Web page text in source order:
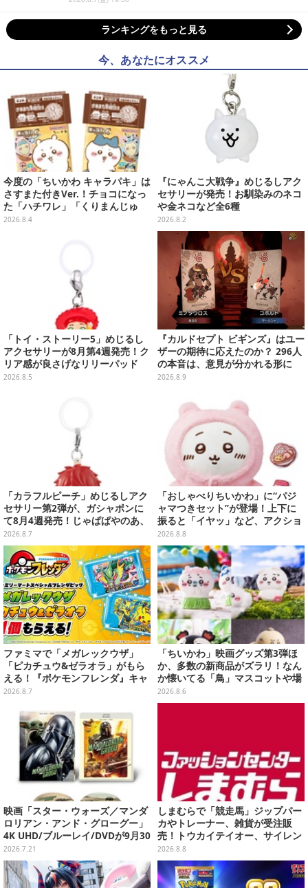
ランキングをもっと見る
今、あなたにオススメ
今度の「ちいかわ キャラパキ」は
さすまた付きVer.！チョコになっ
た「ハチワレ」「くりまんじゅ
う」たちも可愛い全8種
2026.8.4
『にゃんこ大戦争』めじるしアク
セサリーが発売！お馴染みのネコ
や金ネコなど全6種
2026.8.2
「トイ・ストーリー5」めじるし
アクセサリーが8月第4週発売！ク
リア感が良さげなリリーパッド
や、ジェシーなど全5種ラインナ
2026.8.5
『カルドセプト ビギンズ』はユー
ザーの期待に応えたのか？ 296人
の本音は、意見が分かれる形に
【アンケ結果】
2026.8.9
「カラフルピーチ」めじるしアク
セサリー第2弾が、ガシャポンに
て8月4週発売！じゃぱぱやのあ、
シヴァたちメンバー11名分ライン
ナップ
2026.8.7
「おしゃべりちいかわ」に“パジ
ャマつきセット”が登場！上下に
振ると「イヤッ」など、アクショ
ンに応じて喋ってくれる
2026.8.8
ファミマで「メガレックウザ」
「ピカチュウ&ゼラオラ」がもら
える！『ポケモンフレンダ』キャ
ンペーンが8月11日開始
2026.8.7
「ちいかわ」映画グッズ第3弾ほ
か、多数の新商品がズラリ！なん
か懐いてる「鳥」マスコットや場
面写アイテムなど必見のラインナ
ップ
2026.8.6
映画「スター・ウォーズ／マンダ
ロリアン・アンド・グローグー」
4K UHD/ブルーレイ/DVDが9月30
日発売！さらに数量限定でスチー
ルブックセットも
2026.7.21
しまむらで「競走馬」ジップパー
カやトレーナー、雑貨が受注販
売！トウカイテイオー、サイレン
ススズカなど名馬をデザイン
2026.8.8